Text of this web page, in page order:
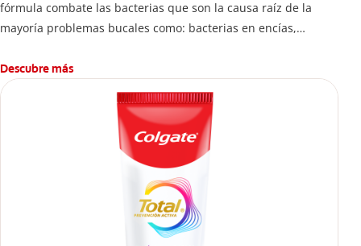
fórmula combate las bacterias que son la causa raíz de la
mayoría problemas bucales como: bacterias en encías,
caries.
Descubre más